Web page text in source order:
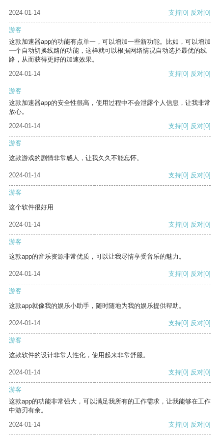
2024-01-14 支持[0] 反对[0]
游客
这款加速器app的功能有点单一，可以增加一些新功能。比如，可以增加
一个自动切换线路的功能，这样就可以根据网络情况自动选择最优的线
路，从而获得更好的加速效果。
2024-01-14
支持[0] 反对[0]
游客
这款加速器app的安全性很高，使用过程中不会泄露个人信息，让我非常
放心。
2024-01-14
支持[0] 反对[0]
游客
这款游戏的剧情非常感人，让我久久不能忘怀。
2024-01-14 支持[0] 反对[0]
游客
这个软件很好用
2024-01-14 支持[0] 反对[0]
游客
这款app的音乐资源非常优质，可以让我尽情享受音乐的魅力。
2024-01-14 支持[0] 反对[0]
游客
这款app就像我的娱乐小助手，随时随地为我的娱乐提供帮助。
2024-01-14 支持[0] 反对[0]
游客
这款软件的设计非常人性化，使用起来非常舒服。
2024-01-14 支持[0] 反对[0]
游客
这款app的功能非常强大，可以满足我所有的工作需求，让我能够在工作
中游刃有余。
2024-01-14
支持[0] 反对[0]